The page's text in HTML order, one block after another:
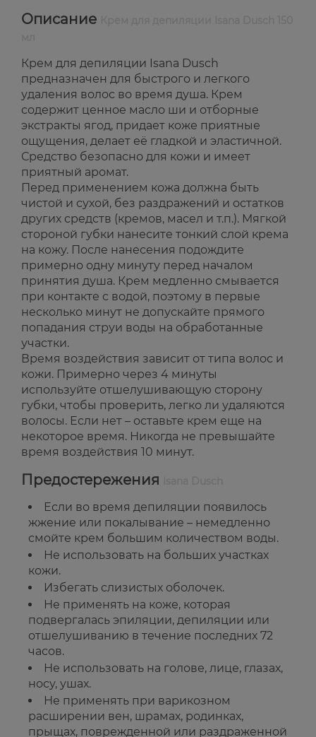
Описание
Крем для депиляции Isana Dusch
предназначен для быстрого и легкого
удаления волос во время душа. Крем
содержит ценное масло ши и отборные
экстракты ягод, придает коже приятные
ощущения, делает её гладкой и эластичной.
Средство безопасно для кожи и имеет
приятный аромат.
Перед применением кожа должна быть
чистой и сухой, без раздражений и остатков
других средств (кремов, масел и т.п.). Мягкой
стороной губки нанесите тонкий слой крема
на кожу. После нанесения подождите
примерно одну минуту перед началом
принятия душа. Крем медленно смывается
при контакте с водой, поэтому в первые
несколько минут не допускайте прямого
попадания струи воды на обработанные
участки.
Время воздействия зависит от типа волос и
кожи. Примерно через 4 минуты
используйте отшелушивающую сторону
губки, чтобы проверить, легко ли удаляются
волосы. Если нет – оставьте крем еще на
некоторое время. Никогда не превышайте
время воздействия 10 минут.
Предостережения
Если во время депиляции появилось
жжение или покалывание – немедленно
смойте крем большим количеством воды.
Не использовать на больших участках
кожи.
Избегать слизистых оболочек.
Не применять на коже, которая
подвергалась эпиляции, депиляции или
отшелушиванию в течение последних 72
часов.
Не использовать на голове, лице, глазах,
носу, ушах.
Не применять при варикозном
расширении вен, шрамах, родинках,
прыщах, поврежденной или раздраженной